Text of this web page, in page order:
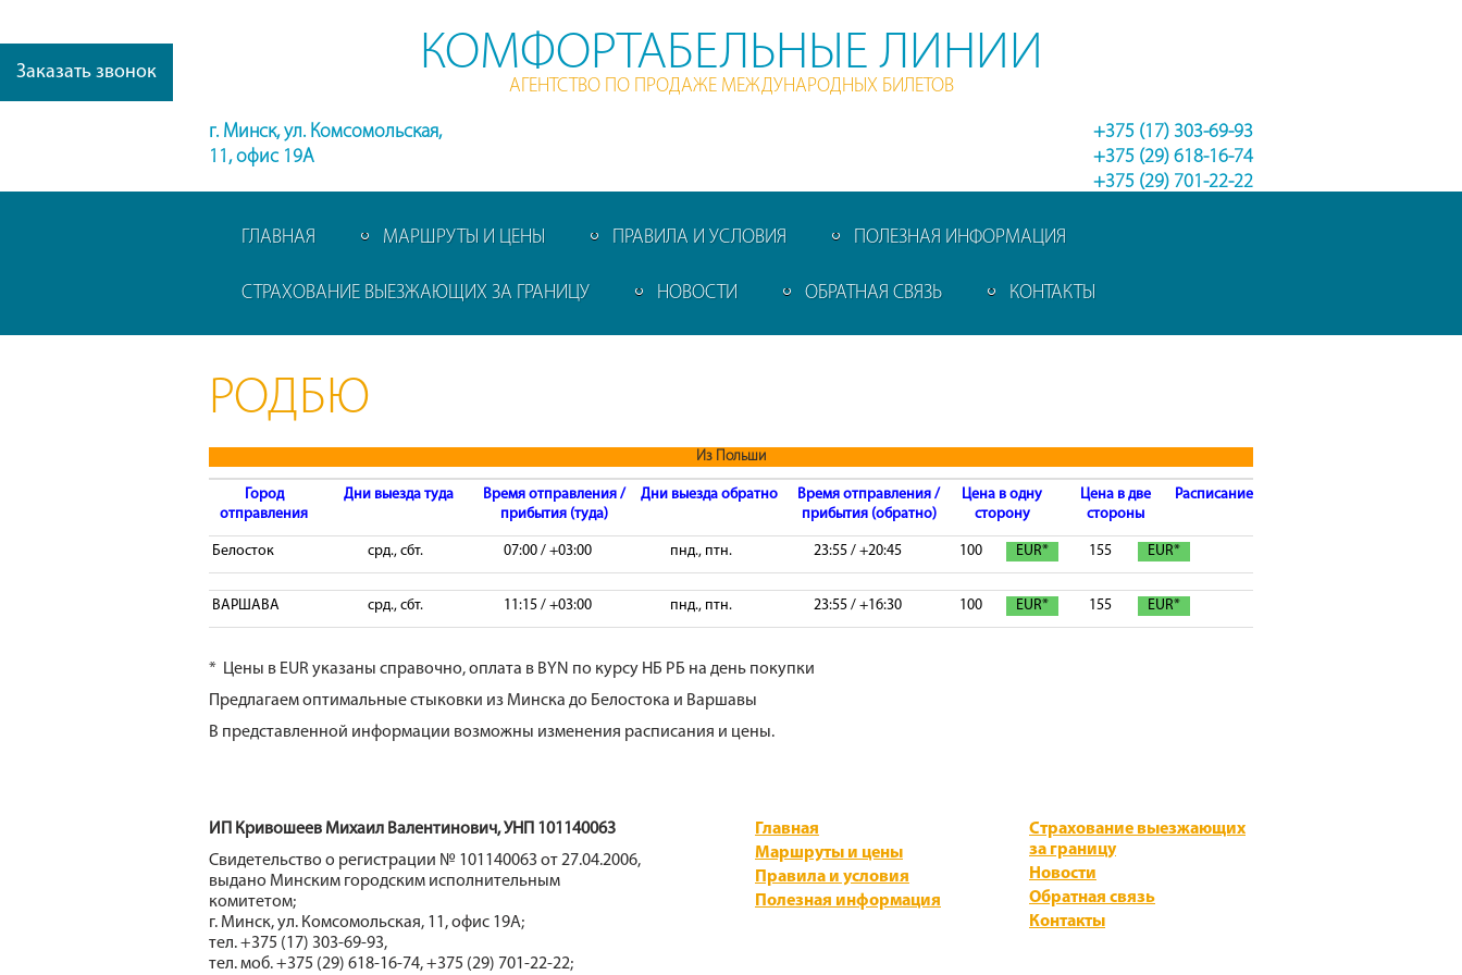
Заказать звонок КОМФОРТАБЕЛЬНЫЕ ЛИНИИ
АГЕНТСТВО ПО ПРОДАЖЕ МЕЖДУНАРОДНЫХ БИЛЕТОВ
г. Минск, ул. Комсомольская,
11, офис 19А
+375 (17) 303-69-93
+375 (29) 618-16-74
+375 (29) 701-22-22
ГЛАВНАЯ МАРШРУТЫ И ЦЕНЫ ПРАВИЛА И УСЛОВИЯ ПОЛЕЗНАЯ ИНФОРМАЦИЯ
СТРАХОВАНИЕ ВЫЕЗЖАЮЩИХ ЗА ГРАНИЦУ НОВОСТИ ОБРАТНАЯ СВЯЗЬ КОНТАКТЫ
РОДБЮ
Из Польши
Город
отправления
Дни выезда туда
Время отправления /
прибытия (туда)
Дни выезда обратно
Время отправления /
прибытия (обратно)
Цена в одну
сторону
Цена в две
стороны
Расписание
Белосток срд., сбт. 07:00 / +03:00 пнд., птн. 23:55 / +20:45 100 EUR* 155 EUR*
ВАРШАВА срд., сбт. 11:15 / +03:00 пнд., птн. 23:55 / +16:30 100 EUR* 155 EUR*
* Цены в EUR указаны справочно, оплата в BYN по курсу НБ РБ на день покупки
Предлагаем оптимальные стыковки из Минска до Белостока и Варшавы
В представленной информации возможны изменения расписания и цены.
ИП Кривошеев Михаил Валентинович, УНП 101140063
Свидетельство о регистрации № 101140063 от 27.04.2006,
выдано Минским городским исполнительным
комитетом;
г. Минск, ул. Комсомольская, 11, офис 19А;
тел. +375 (17) 303-69-93,
тел. моб. +375 (29) 618-16-74, +375 (29) 701-22-22;
Главная
Маршруты и цены
Правила и условия
Полезная информация
Страхование выезжающих
за границу
Новости
Обратная связь
Контакты